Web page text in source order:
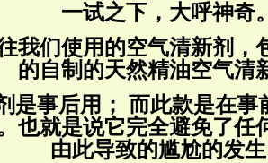
一试之下，大呼神奇
我们使用的空气清新剂，
的自制的天然精油空气清
是事后用； 而此款是在事
也就是说它完全避免了任
由此导致的尴尬的发